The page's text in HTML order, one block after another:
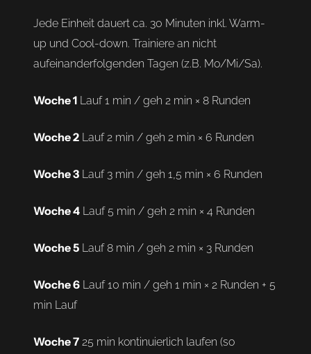
Jede Einheit dauert ca. 30 Minuten inkl. Warm-
up und Cool-down. Trainiere an nicht
aufeinanderfolgenden Tagen (z.B. Mo/Mi/Sa).
Woche 1 Lauf 1 min / geh 2 min × 8 Runden
Woche 2 Lauf 2 min / geh 2 min × 6 Runden
Woche 3 Lauf 3 min / geh 1,5 min × 6 Runden
Woche 4 Lauf 5 min / geh 2 min × 4 Runden
Woche 5 Lauf 8 min / geh 2 min × 3 Runden
Woche 6 Lauf 10 min / geh 1 min × 2 Runden + 5
min Lauf
Woche 7 25 min kontinuierlich laufen (so